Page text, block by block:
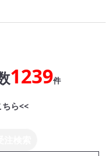
1239件
ら<<